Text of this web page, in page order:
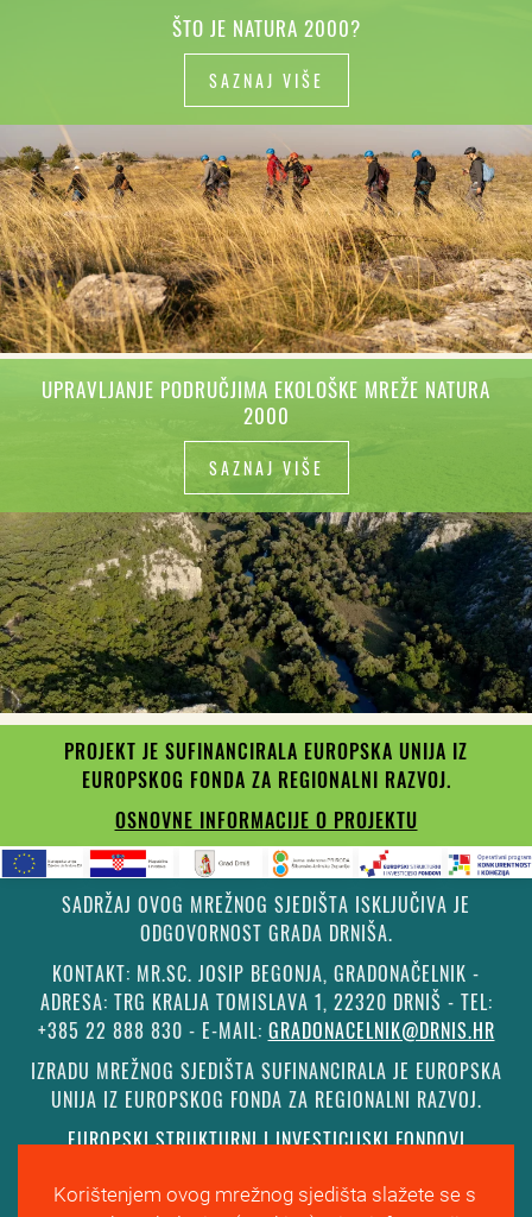
ŠTO JE NATURA 2000?
SAZNAJ VIŠE
UPRAVLJANJE PODRUČJIMA EKOLOŠKE MREŽE NATURA
2000
SAZNAJ VIŠE
PROJEKT JE SUFINANCIRALA EUROPSKA UNIJA IZ
EUROPSKOG FONDA ZA REGIONALNI RAZVOJ.
OSNOVNE INFORMACIJE O PROJEKTU
SADRŽAJ OVOG MREŽNOG SJEDIŠTA ISKLJUČIVA JE
ODGOVORNOST GRADA DRNIŠA.
KONTAKT: MR.SC. JOSIP BEGONJA, GRADONAČELNIK -
ADRESA: TRG KRALJA TOMISLAVA 1, 22320 DRNIŠ - TEL:
+385 22 888 830 - E-MAIL: GRADONACELNIK@DRNIS.HR
IZRADU MREŽNOG SJEDIŠTA SUFINANCIRALA JE EUROPSKA
UNIJA IZ EUROPSKOG FONDA ZA REGIONALNI RAZVOJ.
EUROPSKI STRUKTURNI I INVESTICIJSKI FONDOVI
Korištenjem ovog mrežnog sjedišta slažete se s